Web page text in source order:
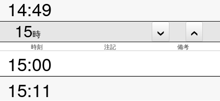
14:49
15時
時刻 注記 備考
15:00
15:11